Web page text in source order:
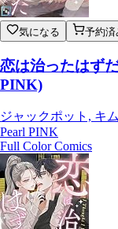
気になる 予約済
恋は治ったはず
PINK)
ジャックポット, キ
Pearl PINK
Full Color Comics